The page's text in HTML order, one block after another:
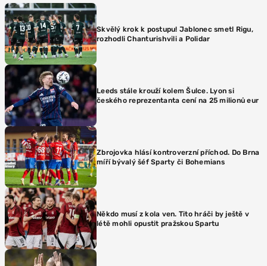
Skvělý krok k postupu! Jablonec smetl Rigu,
rozhodli Chanturishvili a Polidar
Leeds stále krouží kolem Šulce. Lyon si
českého reprezentanta cení na 25 milionů eur
Zbrojovka hlásí kontroverzní příchod. Do Brna
míří bývalý šéf Sparty či Bohemians
Někdo musí z kola ven. Tito hráči by ještě v
létě mohli opustit pražskou Spartu